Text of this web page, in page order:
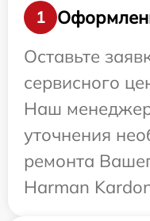
1
Оставьте
сервисного
Наш
уточнения
ремонта
Harman